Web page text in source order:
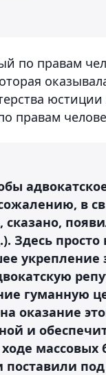
по правам
правам
в
Здесь
укрепление
гуманную
оказание
и
массовых